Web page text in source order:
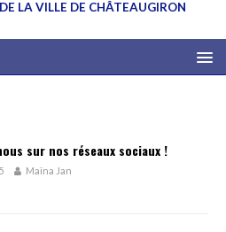
LA VILLE DE CHÂTEAUGIRON
sur nos réseaux sociaux !
Maïna Jan